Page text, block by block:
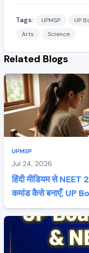
Tags: UPMSP UP
Arts
Science
Related Blogs
UPMSP
Jul 24, 2026
हिंदी मीडियम से NEET
कमांड कैसे बनाएँ, UP